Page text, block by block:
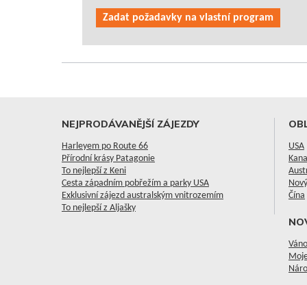
Zadat požadavky na vlastní program
NEJPRODÁVANĚJŠÍ ZÁJEZDY
Harleyem po Route 66
Přírodní krásy Patagonie
To nejlepší z Keni
Cesta západním pobřežím a parky USA
Exklusivní zájezd australským vnitrozemím
To nejlepší z Aljašky
USA
Čína